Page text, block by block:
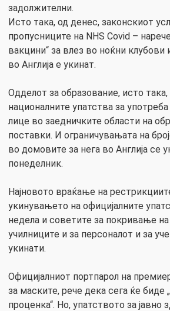
задолжителни.
Исто така, од денес, законскиот
пропусниците на NHS Covid –
вакцини“ за влез во ноќни клубови
во Англија е укинат.
Одделот за образование, исто така,
националните упатства за
лице во заедничките области на
поставки. И ограничувањата на
во домовите за нега во Англија се
понеделник.
Најновото враќање на
укинувањето на официјалните
недела и советите за покривање
училниците и за персоналот и за
укинати.
Официјалниот портпарол на
за маските, рече дека сега ќе биде
проценка“. Но, упатството за јавно